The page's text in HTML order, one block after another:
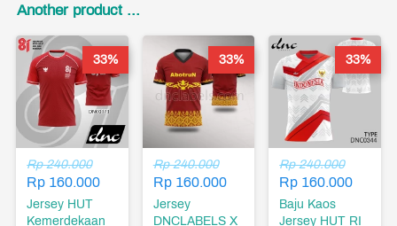
Another product ...
Rp 240.000
Rp 160.000
Jersey HUT
Kemerdekaan
33%
Rp 240.000
Rp 160.000
Jersey
DNCLABELS X
33%
Rp 240.000
Rp 160.000
Baju Kaos
Jersey HUT RI
33%